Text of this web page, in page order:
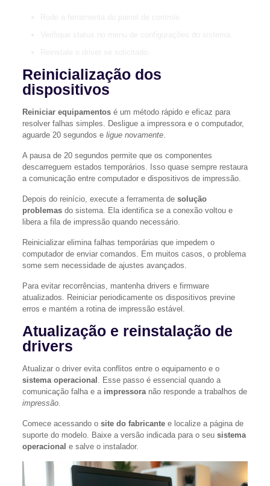
Reinicialização dos
dispositivos
Reiniciar equipamentosé um método rápido e eficaz para
resolver falhas simples. Desligue a impressora e o computador,
aguarde 20 segundos e ligue novamente.
A pausa de 20 segundos permite que os componentes
descarreguem estados temporários. Isso quase sempre restaura
a comunicação entre computador e dispositivos de impressão.
Depois do reinício, execute a ferramenta de solução
problemasdo sistema. Ela identifica se a conexão voltou e
libera a fila de impressão quando necessário.
Reinicializar elimina falhas temporárias que impedem o
computador de enviar comandos. Em muitos casos, o problema
some sem necessidade de ajustes avançados.
Para evitar recorrências, mantenha drivers e firmware
atualizados. Reiniciar periodicamente os dispositivos previne
erros e mantém a rotina de impressão estável.
Atualização e reinstalação de
drivers
Atualizar o driver evita conflitos entre o equipamento e o
sistema operacional . Esse passo é essencial quando a
comunicação falha e a impressoranão responde a trabalhos de
impressão.
Comece acessando o site do fabricantee localize a página de
suporte do modelo. Baixe a versão indicada para o seu sistema
operacional e salve o instalador.